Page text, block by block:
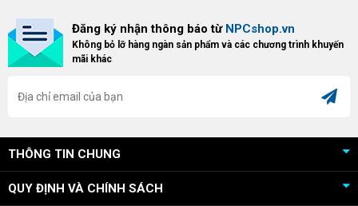
khách hàng sở hữu VGA Radeon
RX 9070 / RX 9070 XT.
dòng ghế Gaming cao cấp nhất,
bạn sẽ nhận ngay quà tặng trị giá
Đăng ký nhận thông báo từ NPCshop.vn
Không bỏ lỡ hàng ngàn sản phẩm và các chương trình khuyến
mãi khác
THÔNG TIN CHUNG
QUY ĐỊNH VÀ CHÍNH SÁCH